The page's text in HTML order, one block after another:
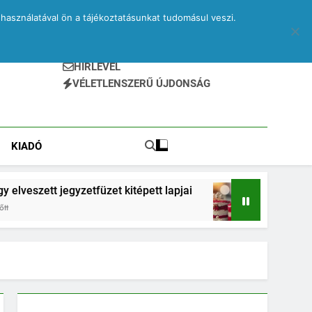
HÍRLEVÉL
VÉLETLENSZERŰ ÚJDONSÁG
KIADÓ
kitépett lapjai PRINA és
2 Hónap Ezelőtt
ön a tájékoztatásunkat tudomásul veszi.